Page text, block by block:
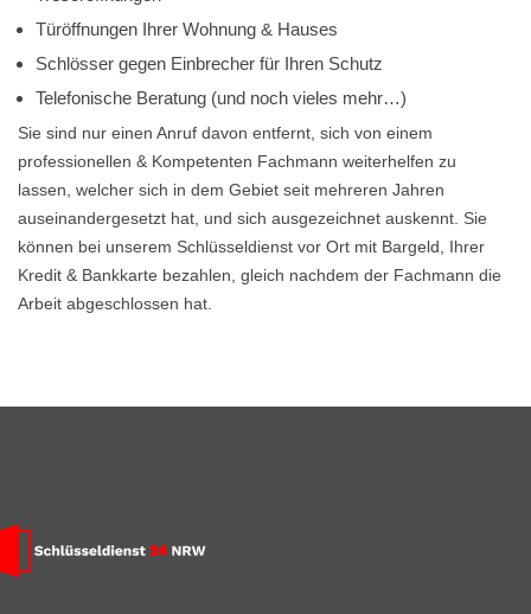
Türöffnungen Ihrer Wohnung & Hauses
Schlösser gegen Einbrecher für Ihren Schutz
Telefonische Beratung (und noch vieles mehr…)
Sie sind nur einen Anruf davon entfernt, sich von einem
professionellen & Kompetenten Fachmann weiterhelfen zu
lassen, welcher sich in dem Gebiet seit mehreren Jahren
auseinandergesetzt hat, und sich ausgezeichnet auskennt. Sie
können bei unserem Schlüsseldienst vor Ort mit Bargeld, Ihrer
Kredit & Bankkarte bezahlen, gleich nachdem der Fachmann die
Arbeit abgeschlossen hat.